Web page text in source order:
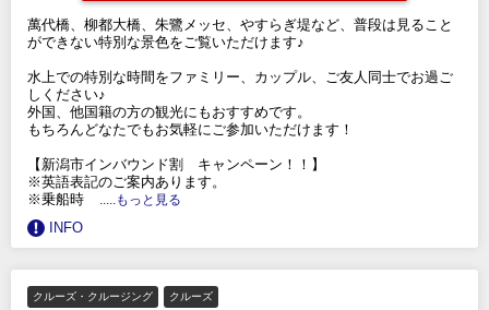
萬代橋、柳都大橋、朱鷺メッセ、やすらぎ堤など、普段は見ること
ができない特別な景色をご覧いただけます♪
水上での特別な時間をファミリー、カップル、ご友人同士でお過ご
しください♪
外国、他国籍の方の観光にもおすすめです。
もちろんどなたでもお気軽にご参加いただけます！
【新潟市インバウンド割 キャンペーン！！】
※英語表記のご案内あります。
※乗船時
.....もっと見る
INFO
クルーズ・クルージング
クルーズ